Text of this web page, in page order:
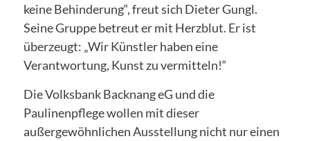
keine Behinderung“, freut sich Dieter Gungl.
Seine Gruppe betreut er mit Herzblut. Er ist
überzeugt: „Wir Künstler haben eine
Verantwortung, Kunst zu vermitteln!“
Die Volksbank Backnang eG und die
Paulinenpflege wollen mit dieser
außergewöhnlichen Ausstellung nicht nur einen